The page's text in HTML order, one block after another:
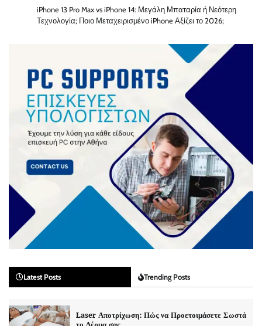
iPhone 13 Pro Max vs iPhone 14: Μεγάλη Μπαταρία ή Νεότερη
Τεχνολογία; Ποιο Μεταχειρισμένο iPhone Αξίζει το 2026;
Latest Posts Trending Posts
Laser Αποτρίχωση: Πώς να Προετοιμάσετε Σωστά